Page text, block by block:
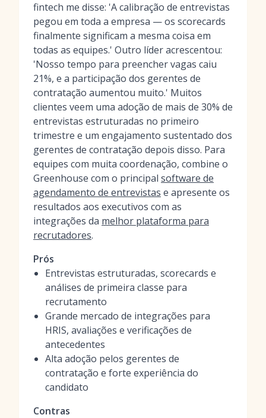
fintech me disse: 'A calibração de entrevistas
pegou em toda a empresa — os scorecards
finalmente significam a mesma coisa em
todas as equipes.' Outro líder acrescentou:
'Nosso tempo para preencher vagas caiu
21%, e a participação dos gerentes de
contratação aumentou muito.' Muitos
clientes veem uma adoção de mais de 30% de
entrevistas estruturadas no primeiro
trimestre e um engajamento sustentado dos
gerentes de contratação depois disso. Para
equipes com muita coordenação, combine o
Greenhouse com o principal software de
agendamento de entrevistas e apresente os
resultados aos executivos com as
integrações da melhor plataforma para
recrutadores.
Prós
Entrevistas estruturadas, scorecards e
análises de primeira classe para
recrutamento
Grande mercado de integrações para
HRIS, avaliações e verificações de
antecedentes
Alta adoção pelos gerentes de
contratação e forte experiência do
candidato
Contras